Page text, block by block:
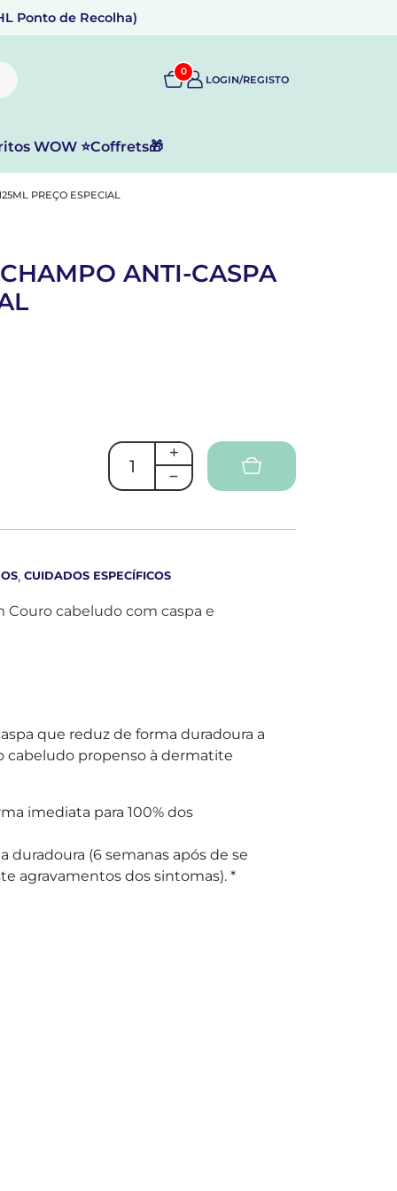
Ponto de Recolha)
0
LOGIN/REGISTO
WOW ⭐Coffrets🎁
PREÇO ESPECIAL
ANTI-CASPA
, CUIDADOS ESPECÍFICOS
Couro cabeludo com caspa e
que reduz de forma duradoura a
cabeludo propenso à dermatite
imediata para 100% dos
duradoura (6 semanas após de se
agravamentos dos sintomas). *